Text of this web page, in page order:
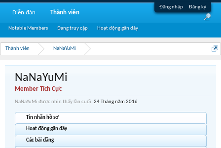
Đăng nhập Đăng ký
Thành viên NaNaYuMi
NaNaYuMi
Member Tích Cực
NaNaYuMi được nhìn thấy lần cuối: 24 Tháng năm 2016
Tin nhắn hồ sơ
Hoạt động gần đây
Các bài đăng
Diễn đàn Thành viên
Notable Members Đang truy cập Hoạt động gần đây